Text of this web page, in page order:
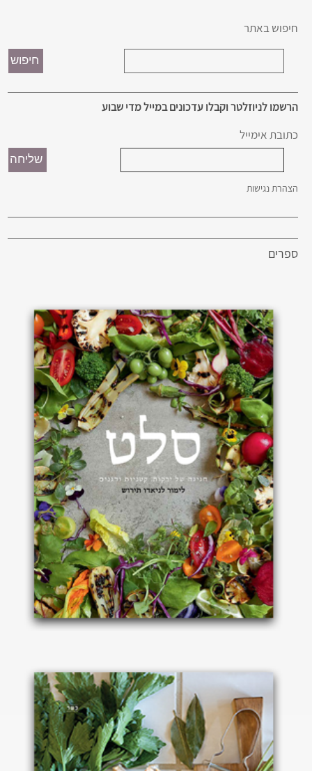
חיפוש באתר
הרשמו לניוזלטר וקבלו עדכונים במייל מדי שבוע
כתובת אימייל
הצהרת נגישות
ספרים